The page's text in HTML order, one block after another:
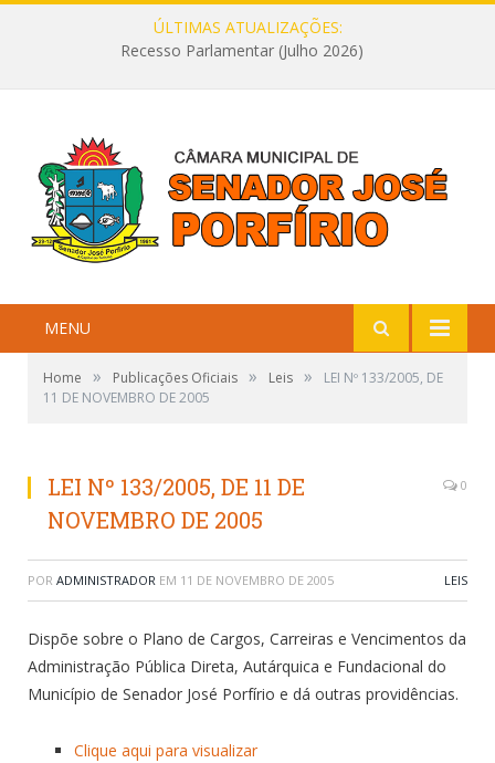
ÚLTIMAS ATUALIZAÇÕES:
Recesso Parlamentar (Julho 2026)
MENU
Home » Publicações Oficiais » Leis »
LEI Nº 133/2005, DE
11 DE NOVEMBRO DE 2005
LEI Nº 133/2005, DE 11 DE
NOVEMBRO DE 2005
0
POR ADMINISTRADOR EM 11 DE NOVEMBRO DE 2005 LEIS
Dispõe sobre o Plano de Cargos, Carreiras e Vencimentos da
Administração Pública Direta, Autárquica e Fundacional do
Município de Senador José Porfírio e dá outras providências.
Clique aqui para visualizar